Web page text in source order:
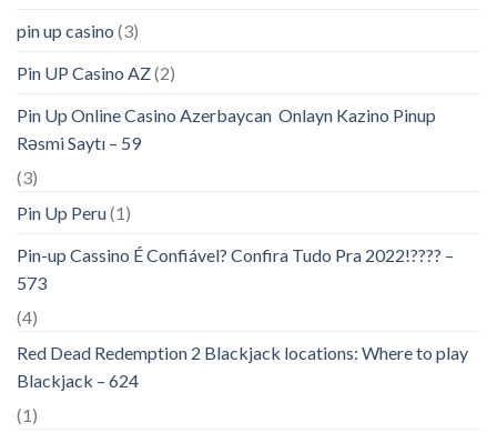
pin up casino (3)
Pin UP Casino AZ(2)
Pin Up Online Casino Azerbaycan ️ Onlayn Kazino Pinup
Rəsmi Saytı – 59
(3)
Pin Up Peru(1)
Pin-up Cassino É Confiável? Confira Tudo Pra 2022!???? –
573
(4)
Red Dead Redemption 2 Blackjack locations: Where to play
Blackjack – 624
(1)